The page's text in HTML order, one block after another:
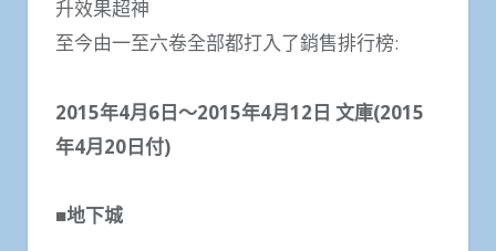
升效果超神
至今由一至六卷全部都打入了銷售排行榜:
2015年4月6日～2015年4月12日 文庫(2015
年4月20日付)
■地下城